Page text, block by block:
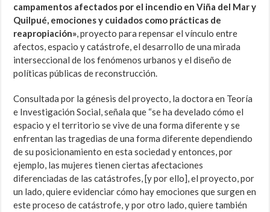
campamentos afectados por el incendio en Viña del Mar y
Quilpué, emociones y cuidados como prácticas de
reapropiación», proyecto para repensar el vínculo entre
afectos, espacio y catástrofe, el desarrollo de una mirada
interseccional de los fenómenos urbanos y el diseño de
políticas públicas de reconstrucción.
Consultada por la génesis del proyecto, la doctora en Teoría
e Investigación Social, señala que “se ha develado cómo el
espacio y el territorio se vive de una forma diferente y se
enfrentan las tragedias de una forma diferente dependiendo
de su posicionamiento en esta sociedad y entonces, por
ejemplo, las mujeres tienen ciertas afectaciones
diferenciadas de las catástrofes, [y por ello], el proyecto, por
un lado, quiere evidenciar cómo hay emociones que surgen en
este proceso de catástrofe, y por otro lado, quiere también